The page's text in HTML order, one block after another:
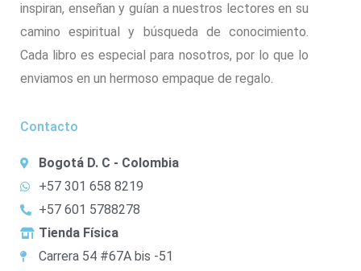
inspiran, enseñan y guían a nuestros lectores en su
camino espiritual y búsqueda de conocimiento.
Cada libro es especial para nosotros, por lo que lo
enviamos en un hermoso empaque de regalo.
Contacto
Bogotá D. C - Colombia
+57 301 658 8219
+57 601 5788278
Tienda Física
Carrera 54 #67A bis -51